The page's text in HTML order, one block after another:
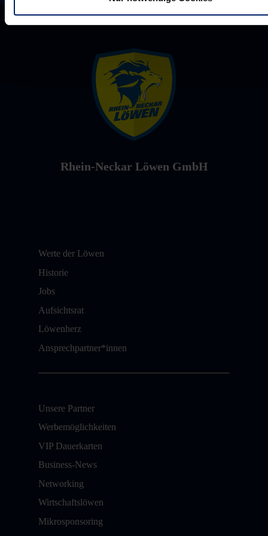
Rhein-Neckar Löwen GmbH
Werte der Löwen
Historie
Jobs
Aufsichtsrat
Löwenherz
Ansprechpartner*innen
Unsere Partner
Werbemöglichkeiten
VIP Dauerkarten
Business-News
Networking
Wirtschaftslöwen
Mikrosponsoring